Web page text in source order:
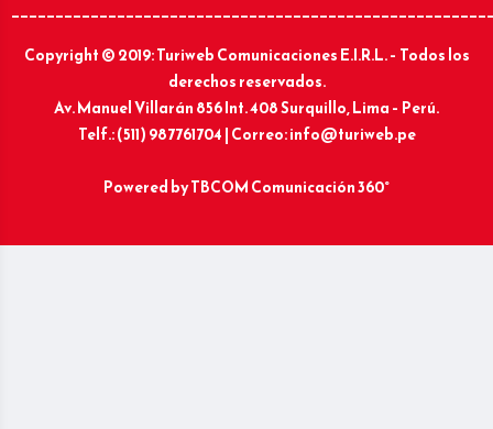
Copyright © 2019: Turiweb Comunicaciones E.I.R.L. – Todos los
derechos reservados.
Av. Manuel Villarán 856 Int. 408 Surquillo, Lima – Perú.
Telf.: (511) 987761704 | Correo: info@turiweb.pe
Powered byTBCOM Comunicación 360°